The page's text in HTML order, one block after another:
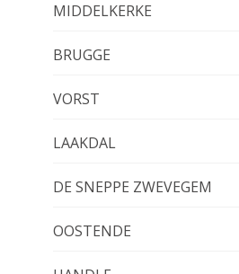
MIDDELKERKE
BRUGGE
VORST
LAAKDAL
DE SNEPPE ZWEVEGEM
OOSTENDE